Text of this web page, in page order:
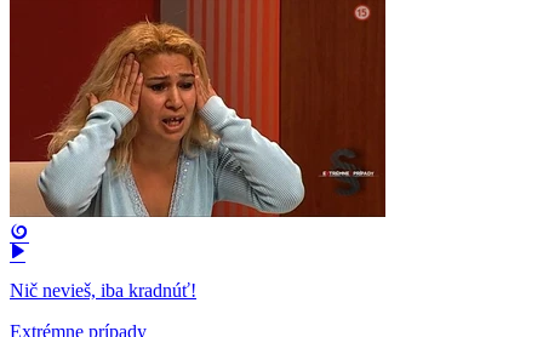
Nič nevieš, iba kradnúť!
Extrémne prípady